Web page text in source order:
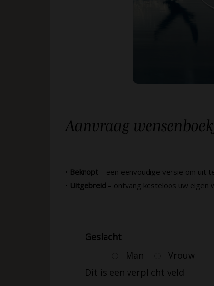
Aanvraag
• Beknopt – een eenvoudige versie om uit
• Uitgebreid – ontvang kosteloos uw eigen
Geslacht
Man
Vrouw
Dit is een verplicht veld